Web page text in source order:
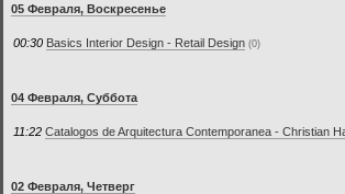
05 Февраля, Воскресенье
00:30 Basics Interior Design - Retail Design (0)
04 Февраля, Суббота
11:22 Catalogos de Arquitectura Contemporanea - Christian
02 Февраля, Четверг